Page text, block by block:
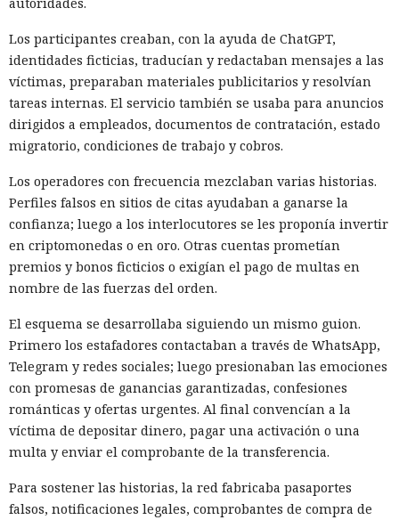
Los participantes creaban, con la ayuda de ChatGPT,
identidades ficticias, traducían y redactaban mensajes a las
víctimas, preparaban materiales publicitarios y resolvían
tareas internas. El servicio también se usaba para anuncios
dirigidos a empleados, documentos de contratación, estado
migratorio, condiciones de trabajo y cobros.
Los operadores con frecuencia mezclaban varias historias.
Perfiles falsos en sitios de citas ayudaban a ganarse la
confianza; luego a los interlocutores se les proponía invertir
en criptomonedas o en oro. Otras cuentas prometían
premios y bonos ficticios o exigían el pago de multas en
nombre de las fuerzas del orden.
El esquema se desarrollaba siguiendo un mismo guion.
Primero los estafadores contactaban a través de WhatsApp,
Telegram y redes sociales; luego presionaban las emociones
con promesas de ganancias garantizadas, confesiones
románticas y ofertas urgentes. Al final convencían a la
víctima de depositar dinero, pagar una activación o una
multa y enviar el comprobante de la transferencia.
Para sostener las historias, la red fabricaba pasaportes
falsos, notificaciones legales, comprobantes de compra de